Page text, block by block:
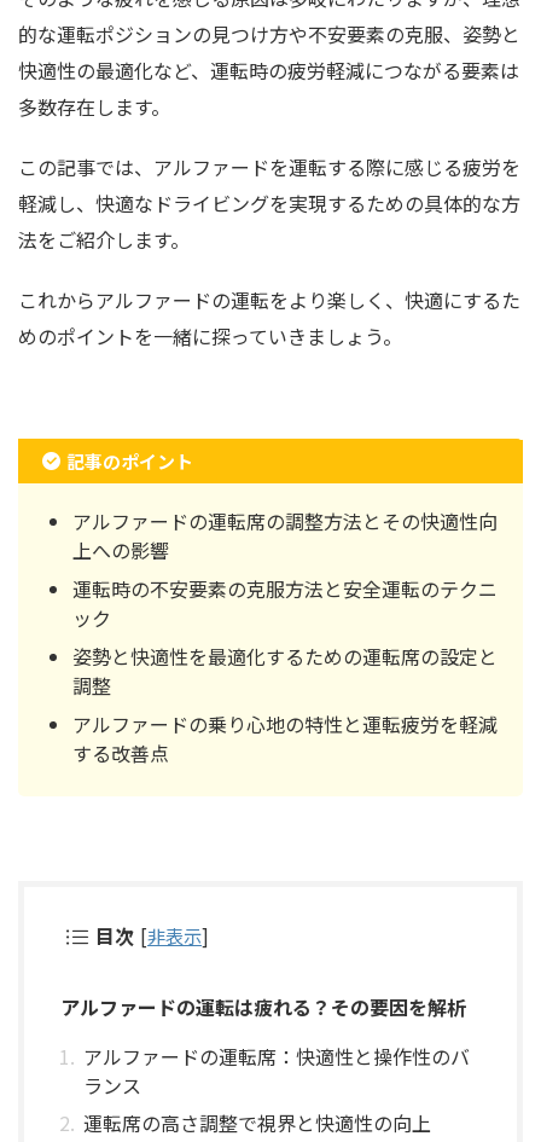
的な運転ポジションの見つけ方や不安要素の克服、姿勢と
快適性の最適化など、運転時の疲労軽減につながる要素は
多数存在します。
この記事では、アルファードを運転する際に感じる疲労を
軽減し、快適なドライビングを実現するための具体的な方
法をご紹介します。
これからアルファードの運転をより楽しく、快適にするた
めのポイントを一緒に探っていきましょう。
記事のポイント
アルファードの運転席の調整方法とその快適性向
上への影響
運転時の不安要素の克服方法と安全運転のテクニ
ック
姿勢と快適性を最適化するための運転席の設定と
調整
アルファードの乗り心地の特性と運転疲労を軽減
する改善点
目次 [非表示]
アルファードの運転は疲れる？その要因を解析
アルファードの運転席：快適性と操作性のバ
ランス
運転席の高さ調整で視界と快適性の向上